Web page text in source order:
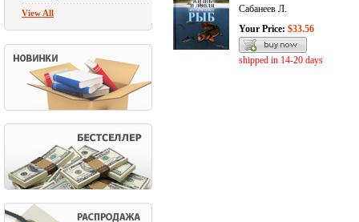
View All
Сабанеев Л.
Your Price: $33.56
shipped in 14-20 days